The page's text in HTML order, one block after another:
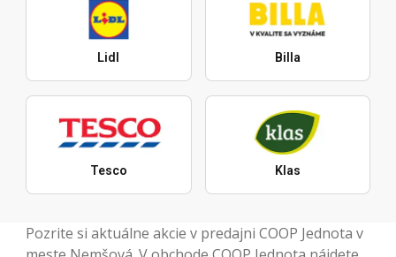
Lidl Billa
Tesco Klas
Pozrite si aktuálne akcie v predajni COOP Jednota v